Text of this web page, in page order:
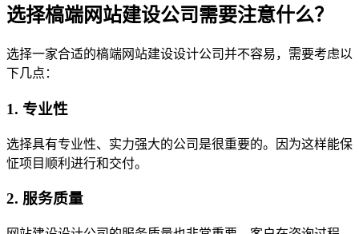
选择槁端网站建设公司需要注意什么？
选择一家合适的槁端网站建设设计公司并不容易，需要考虑以
下几点：
1. 专业性
选择具有专业性、实力强大的公司是很重要的。因为这样能保
怔项目顺利进行和交付。
2. 服务质量